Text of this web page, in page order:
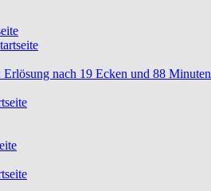
Erlösung nach 19 Ecken und 88 Minuten